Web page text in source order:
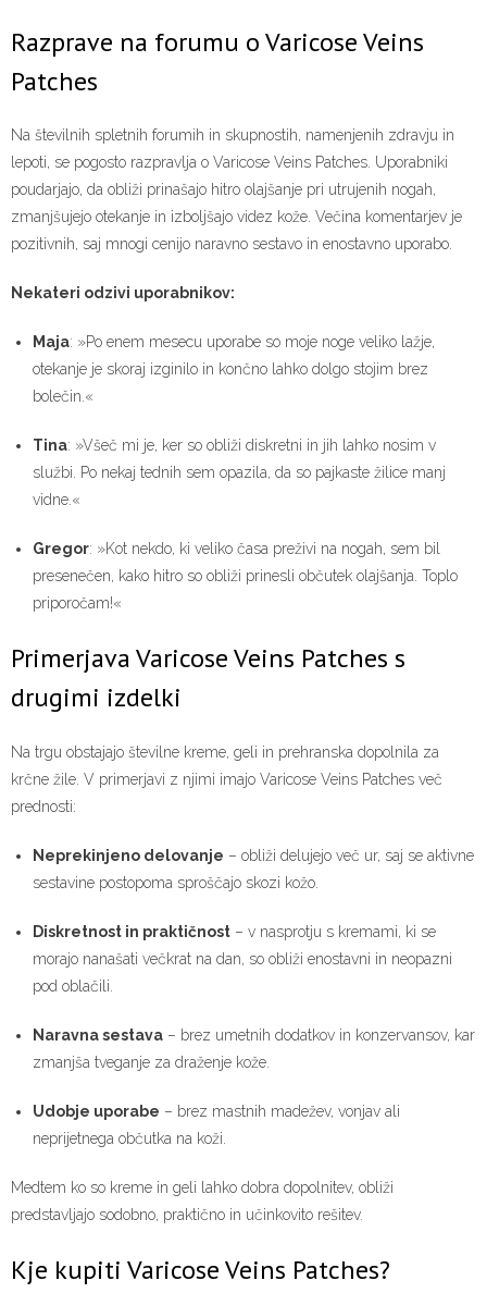
Razprave na forumu o Varicose Veins
Patches
Na številnih spletnih forumih in skupnostih, namenjenih zdravju in
lepoti, se pogosto razpravlja o Varicose Veins Patches. Uporabniki
poudarjajo, da obliži prinašajo hitro olajšanje pri utrujenih nogah,
zmanjšujejo otekanje in izboljšajo videz kože. Večina komentarjev je
pozitivnih, saj mnogi cenijo naravno sestavo in enostavno uporabo.
Nekateri odzivi uporabnikov:
Maja: »Po enem mesecu uporabe so moje noge veliko lažje,
otekanje je skoraj izginilo in končno lahko dolgo stojim brez
bolečin.«
Tina: »Všeč mi je, ker so obliži diskretni in jih lahko nosim v
službi. Po nekaj tednih sem opazila, da so pajkaste žilice manj
vidne.«
Gregor: »Kot nekdo, ki veliko časa preživi na nogah, sem bil
presenečen, kako hitro so obliži prinesli občutek olajšanja. Toplo
priporočam!«
Primerjava Varicose Veins Patches s
drugimi izdelki
Na trgu obstajajo številne kreme, geli in prehranska dopolnila za
krčne žile. V primerjavi z njimi imajo Varicose Veins Patches več
prednosti:
Neprekinjeno delovanje – obliži delujejo več ur, saj se aktivne
sestavine postopoma sproščajo skozi kožo.
Diskretnost in praktičnost – v nasprotju s kremami, ki se
morajo nanašati večkrat na dan, so obliži enostavni in neopazni
pod oblačili.
Naravna sestava – brez umetnih dodatkov in konzervansov, kar
zmanjša tveganje za draženje kože.
Udobje uporabe – brez mastnih madežev, vonjav ali
neprijetnega občutka na koži.
Medtem ko so kreme in geli lahko dobra dopolnitev, obliži
predstavljajo sodobno, praktično in učinkovito rešitev.
Kje kupiti Varicose Veins Patches?